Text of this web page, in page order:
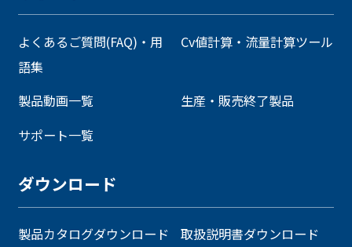
よくあるご質問(FAQ)・用
語集
Cv値計算・流量計算ツール
製品動画一覧
生産・販売終了製品
サポート一覧
ダウンロード
製品カタログダウンロード 取扱説明書ダウンロード